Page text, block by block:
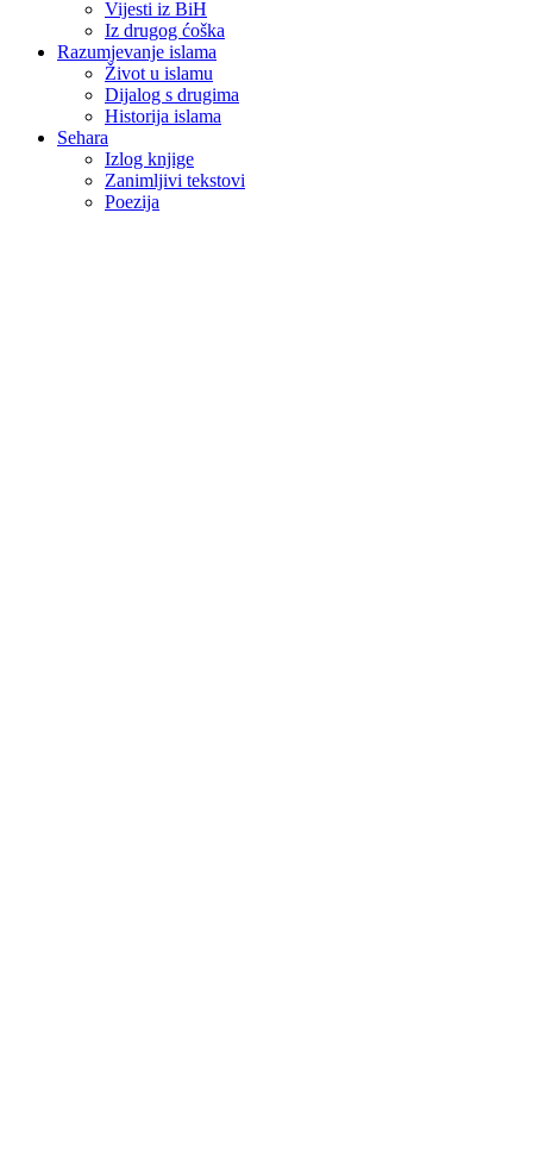
Vijesti iz BiH
Iz drugog ćoška
Razumjevanje islama
Život u islamu
Dijalog s drugima
Historija islama
Sehara
Izlog knjige
Zanimljivi tekstovi
Poezija